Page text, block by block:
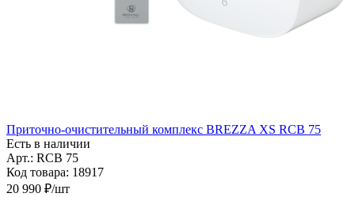
Приточно-очистительный комплекс BREZZA XS RCB 75
Есть в наличии
Арт.: RCB 75
Код товара: 18917
20 990 ₽/шт